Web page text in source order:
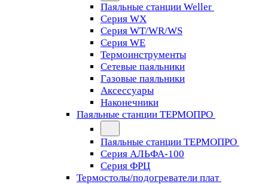
Паяльные станции Weller
Серия WX
Серия WT/WR/WS
Серия WE
Термоинструменты
Сетевые паяльники
Газовые паяльники
Аксессуары
Наконечники
Паяльные станции ТЕРМОПРО
Паяльные станции ТЕРМОПРО
Серия АЛЬФА-100
Серия ФРЦ
Термостолы/подогреватели плат